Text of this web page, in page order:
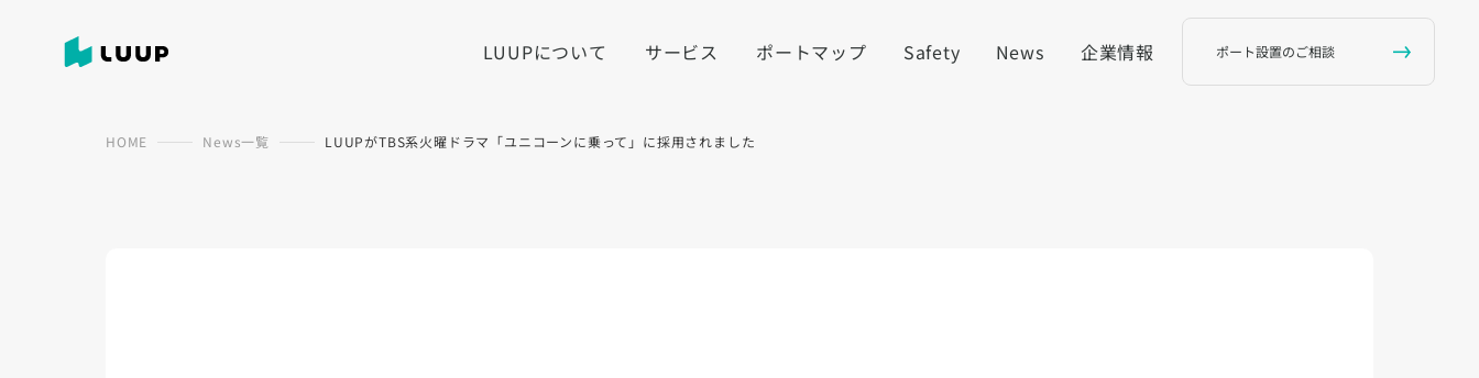
LUUPについて サービス ポートマップ Safety News 企業情報 ポート設置のご相談
HOME News一覧 LUUPがTBS系火曜ドラマ「ユニコーンに乗って」に採用されました